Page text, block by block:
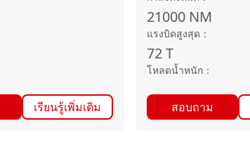
เรียนรู้เพิ่มเติม
21000 NM
แรงบิดสูงสุด ：
72T
โหลดน้ำหนัก ：
สอบถาม